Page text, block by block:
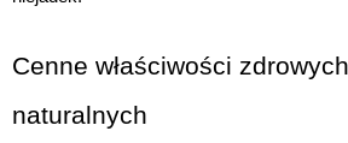
Cenne właściwości
naturalnych